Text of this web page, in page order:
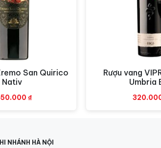
nhanhSan Quirico
Nativ
₫
Xem
Rượu vang
Umbria
NHÁNH HÀ NỘI